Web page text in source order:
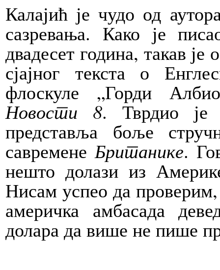
Калајић је чудо од
сазревања. Како је
двадесет година, такав
сјајног текста о
флоскуле „Горди
Новости 8. Тврдио
представља боље
савременеБританике.
нешто долази из
Нисам успео да
америчка амбасада
долара да више не пише